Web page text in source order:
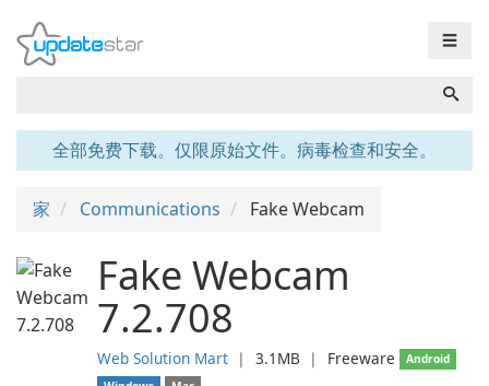
☰
全部免费下载。仅限原始文件。病毒检查和安全。
家 Communications Fake Webcam
Fake Webcam
7.2.708
Web Solution Mart ❘ 3.1MB ❘ Freeware
Android